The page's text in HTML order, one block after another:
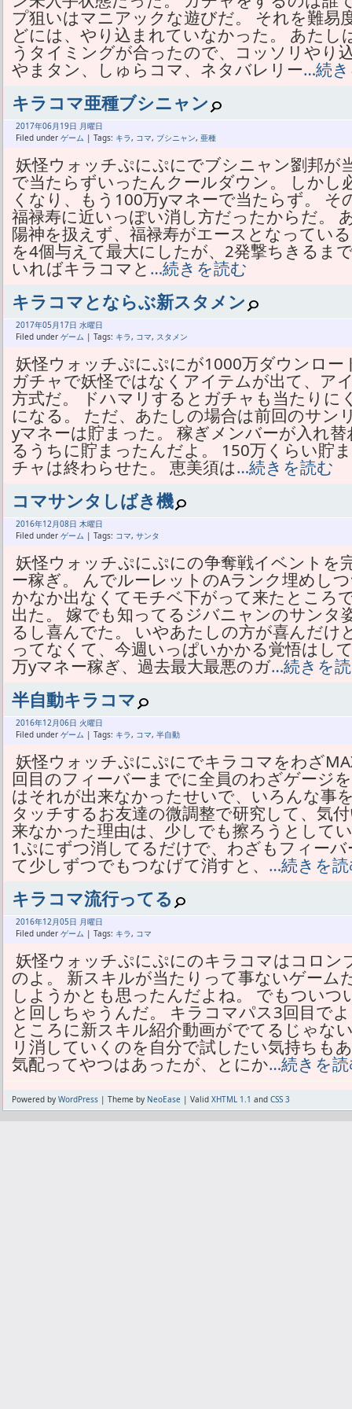
プ狙いはマニアックな遊びだ。 それを難易
どには、やり込まれていなかった。 あたし
うタイミングが合ったので、コッソリやり
やまタン、しゅらコマ、ネタバレリー…続
キラコマ亜種ブシニャン
2017年06月 19日 月曜日
Filed under ゲーム | Tags: キラ, コマ, ブシニャン, 亜種
妖怪ウォッチぷにぷにでブシニャン劉邦が
で当たらずいったんクールダウン。 しかし
くなり、もう100万yマネーで当たらず。
福禄寿に近いっぽい消し方だったからだ。
陽神を扱えず、福禄寿がエースとなってい
を4個与えて最大にしたが、2発撃ちきるま
いればキラコマと …続きを読む
キラコマとならぶ新スタメン
2017年05月 17日 水曜日
Filed under ゲーム | Tags: キラ, コマ, スタメン
妖怪ウォッチぷにぷにが1000万ダウンロ
ガチャで妖怪ではなくアイテムが出て、ア
方式だ。 ドハマリするとガチャも当たりに
になる。 ただ、あたしの場合は前回のサン
yマネーは貯まった。 稼ぎメンバーが入れ
るうちに貯まったんだよ。 150万くらい貯
チャは終わらせた。 恵美須は…続きを読む
コマサンタしばき機
2016年12月08日 木曜日
Filed under ゲーム | Tags: コマ, サンタ
妖怪ウォッチぷにぷにの争奪戦イベントを
ー稼ぎ。 んでルーレットのAランク埋めし
かなか出なくてモチベ下がって来たところ
出た。 嫁でも知ってるジバニャンのサンタ
るし喜んでた。 いやあたしの方が喜んだけ
ってなくて、今週いっぱいかかる覚悟はし
万yマネー稼ぎ、過去最大最悪のガ…続きを
半自動キラコマ
2016年12月06日 火曜日
Filed under ゲーム | Tags: キラ, コマ, 半自動
妖怪ウォッチぷにぷにでキラコマをわざ
回目のフィーバーまでに全員のわざゲージ
はそれが出来なかったせいで、いろんな事
タッチするお友達の微調整で研究して、気
来なかった理由は、少しでも擦ろうとして
1ぷにずつ消してるだけで、わざもフィー
て少しずつでもつなげて消すと、 …続きを
キラコマ流行ってる
2016年12月05日 月曜日
Filed under ゲーム | Tags: キラ, コマ
妖怪ウォッチぷにぷにのキラコマはコロン
のよ。 新スキルが当たりって事ないゲーム
しようかとも思ったんだよね。 でもつい
と回しちゃうんだ。 キラコマパス3回目で
ところに新スキル紹介動画がでてるじゃな
リ消していくのを自分で試したい気持ちも
気配ってやつはあったが、とにか…続きを
Powered by WordPress | Theme by NeoEase | Valid XHTML 1.1 and CSS 3